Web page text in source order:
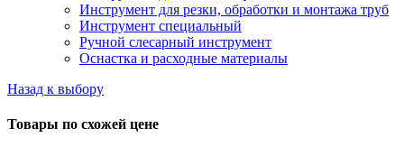
Инструмент для резки, обработки и монтажа труб
Инструмент специальный
Ручной слесарный инструмент
Оснастка и расходные материалы
Назад к выбору
Товары по схожей цене